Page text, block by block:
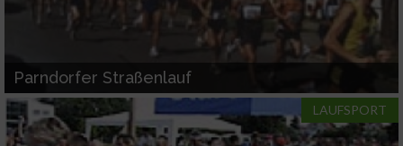
Parndorfer Straßenlauf
LAUFSPORT